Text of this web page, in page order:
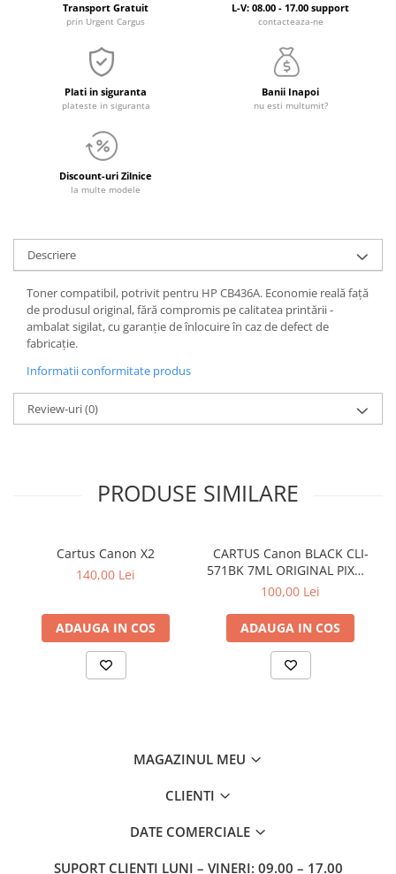
Transport Gratuit
prin Urgent Cargus
L-V: 08.00 - 17.00 support
contacteaza-ne
Plati in siguranta
plateste in siguranta
Banii Inapoi
nu esti multumit?
Discount-uri Zilnice
la multe modele
Descriere
Toner compatibil, potrivit pentru HP CB436A. Economie reală față
de produsul original, fără compromis pe calitatea printării -
ambalat sigilat, cu garanție de înlocuire în caz de defect de
fabricație.
Informatii conformitate produs
Review-uri(0)
PRODUSE SIMILARE
Cartus Canon X2
140,00 Lei
ADAUGA IN COS
CARTUS Canon BLACK CLI-
571BK 7ML ORIGINAL PIXMA
MG6850
100,00 Lei
ADAUGA IN COS
MAGAZINUL MEU
CLIENTI
DATE COMERCIALE
SUPORT CLIENTI LUNI – VINERI: 09.00 – 17.00